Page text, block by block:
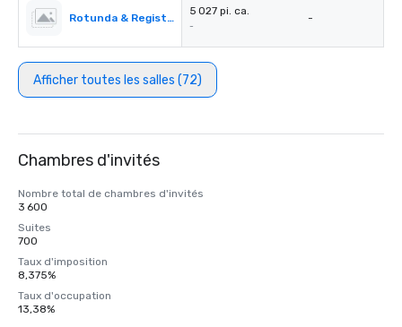
Rotunda & Registration Desk 4&5
5 027 pi. ca.
-
-
Afficher toutes les salles (72)
Chambres d'invités
Nombre total de chambres d'invités
3 600
Suites
700
Taux d'imposition
8,375%
Taux d'occupation
13,38%